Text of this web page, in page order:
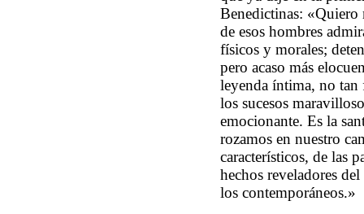
Benedictinas: «Quiero
de esos hombres
físicos y morales;
pero acaso más
leyenda íntima, no tan
los sucesos
emocionante. Es la
rozamos en nuestro
característicos, de las
hechos reveladores
los contemporáneos.»